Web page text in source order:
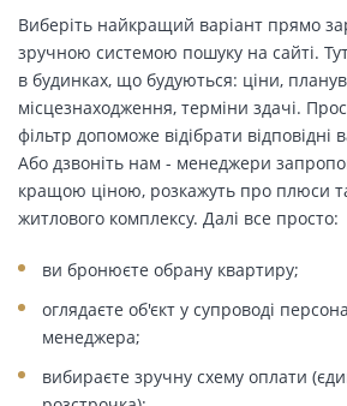
Виберіть найкращий варіант прямо
зручною системою пошуку на сайті.
в будинках, що будуються: ціни,
місцезнаходження, терміни здачі.
фільтр допоможе відібрати відповідні
Або дзвоніть нам - менеджери
кращою ціною, розкажуть про плюси
житлового комплексу. Далі все просто:
ви бронюєте обрану квартиру;
оглядаєте об'єкт у супроводі
менеджера;
вибираєте зручну схему оплати